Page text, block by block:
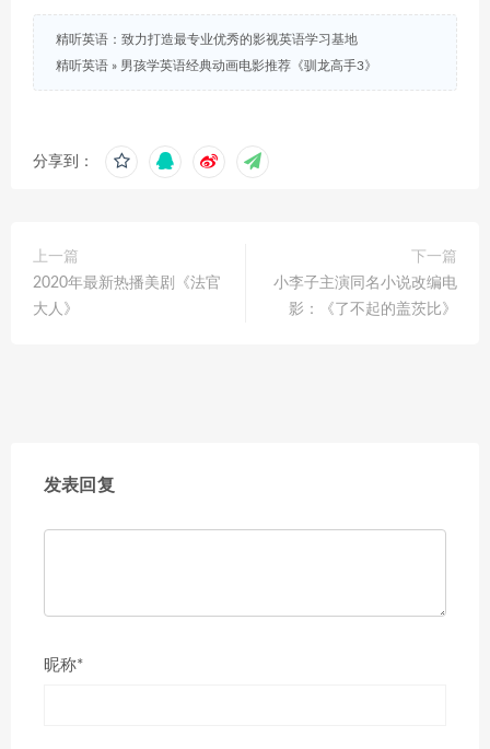
精听英语：致力打造最专业优秀的影视英语学习基地
精听英语 » 男孩学英语经典动画电影推荐《驯龙高手3》
分享到：
上一篇
2020年最新热播美剧《法官
大人》
下一篇
小李子主演同名小说改编电
影：《了不起的盖茨比》
发表回复
昵称*